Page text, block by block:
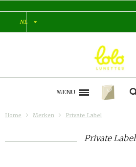
NL
MENU
Home Merken Private Label
Private Label